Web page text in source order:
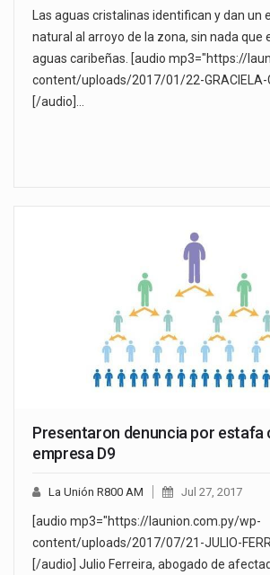
Las aguas cristalinas identifican y dan un
natural al arroyo de la zona, sin nada que
aguas caribeñas. [audio mp3="https://
content/uploads/2017/01/22-GRACIELA-
[/audio]…
Presentaron denuncia por estafa
empresa D9
La Unión R800 AM Jul 27, 2017
[audio mp3="https://launion.com.py/wp-
content/uploads/2017/07/21-JULIO-
[/audio] Julio Ferreira, abogado de